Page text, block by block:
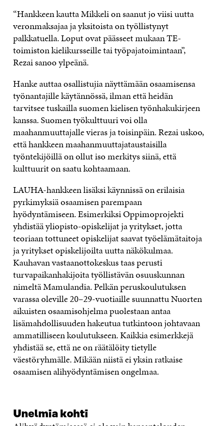
“Hankkeen kautta Mikkeli on saanut jo viisi uutta
veronmaksajaa ja yksitoista on työllistynyt
palkkatuella. Loput ovat päässeet mukaan TE-
toimiston kielikursseille tai työpajatoimintaan”,
Rezai sanoo ylpeänä.
Hanke auttaa osallistujia näyttämään osaamisensa
työnantajille käytännössä, ilman että heidän
tarvitsee tuskailla suomen kielisen työnhakukirjeen
kanssa. Suomen työkulttuuri voi olla
maahanmuuttajalle vieras ja toisinpäin. Rezai uskoo,
että hankkeen maahanmuuttajataustaisilla
työntekijöillä on ollut iso merkitys siinä, että
kulttuurit on saatu kohtaamaan.
LAUHA-­hankkeen lisäksi käynnissä on erilaisia
pyrkimyksiä osaamisen parempaan
hyödyntämiseen. Esimerkiksi Oppimo­projekti
yhdistää yliopisto-­opiskelijat ja yritykset, jotta
teoriaan tottuneet opiskelijat saavat työelämätaitoja
ja yritykset opiskelijoilta uutta näkökulmaa.
Kauhavan vastaanottokeskus taas perusti
turvapaikanhakijoita työllistävän osuuskunnan
nimeltä Mamulandia. Pelkän peruskoulutuksen
varassa oleville 20–29­-vuotiaille suunnattu Nuorten
aikuisten osaamisohjelma puolestaan antaa
lisämahdollisuuden hakeutua tutkintoon johtavaan
ammatilliseen koulutukseen. Kaikkia esimerkkejä
yhdistää se, että ne on räätälöity tietylle
väestöryhmälle. Mikään niistä ei yksin ratkaise
osaamisen alihyödyntämisen ongelmaa.
Unelmia kohti